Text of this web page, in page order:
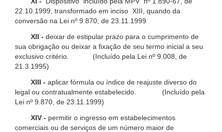
22.10.1999, transformado em inciso XIII, quando da
conversão na Lei nº 9.870, de 23.11.1999
XII - deixar de estipular prazo para o cumprimento de
sua obrigação ou deixar a fixação de seu termo inicial a seu
exclusivo critério. (Incluído pela Lei nº 9.008, de
21.3.1995)
XIII - aplicar fórmula ou índice de reajuste diverso do
legal ou contratualmente estabelecido. (Incluído pela
Lei nº 9.870, de 23.11.1999)
XIV - permitir o ingresso em estabelecimentos
comerciais ou de serviços de um número maior de